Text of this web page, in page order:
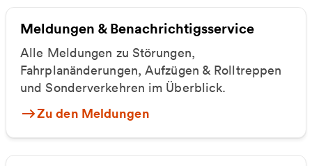
Meldungen & Benachrichtigsservice
Alle Meldungen zu Störungen,
Fahrplanänderungen, Aufzügen & Rolltreppen
und Sonderverkehren im Überblick.
Zu den Meldungen